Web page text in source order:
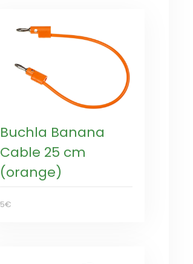
Buchla Banana
Cable 25 cm
(orange)
5€